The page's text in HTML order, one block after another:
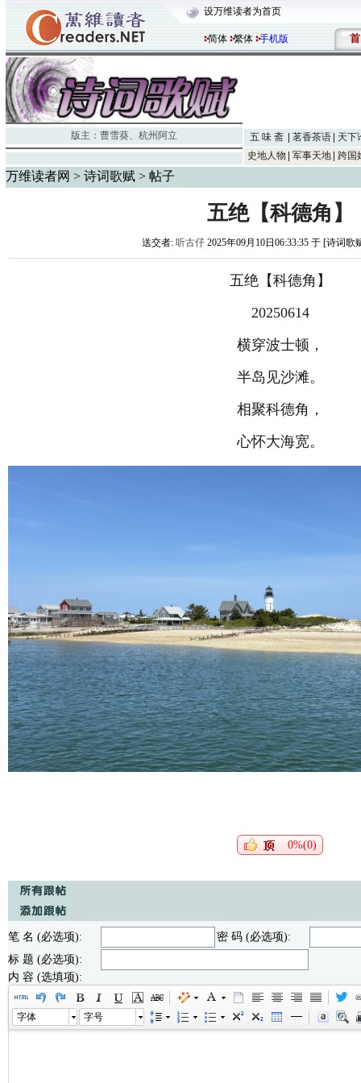
设万维读者为首页
简体 繁体 手机版 首
版主： 曹雪葵、 杭州阿立 五 味 斋 茗香茶语
天下
史地人物
军事天地 跨国
万维读者网 > 诗词歌赋 > 帖子
五绝【科德角】
送交者: 听古仔2025年09月10日06:33:35 于 [诗词歌
五绝【科德角】
20250614
横穿波士顿，
半岛见沙滩。
相聚科德角，
心怀大海宽。
0%(0)
笔 名 (必选项):
密 码 (必选项):
标 题 (必选项):
内 容 (选填项):
字体 字号